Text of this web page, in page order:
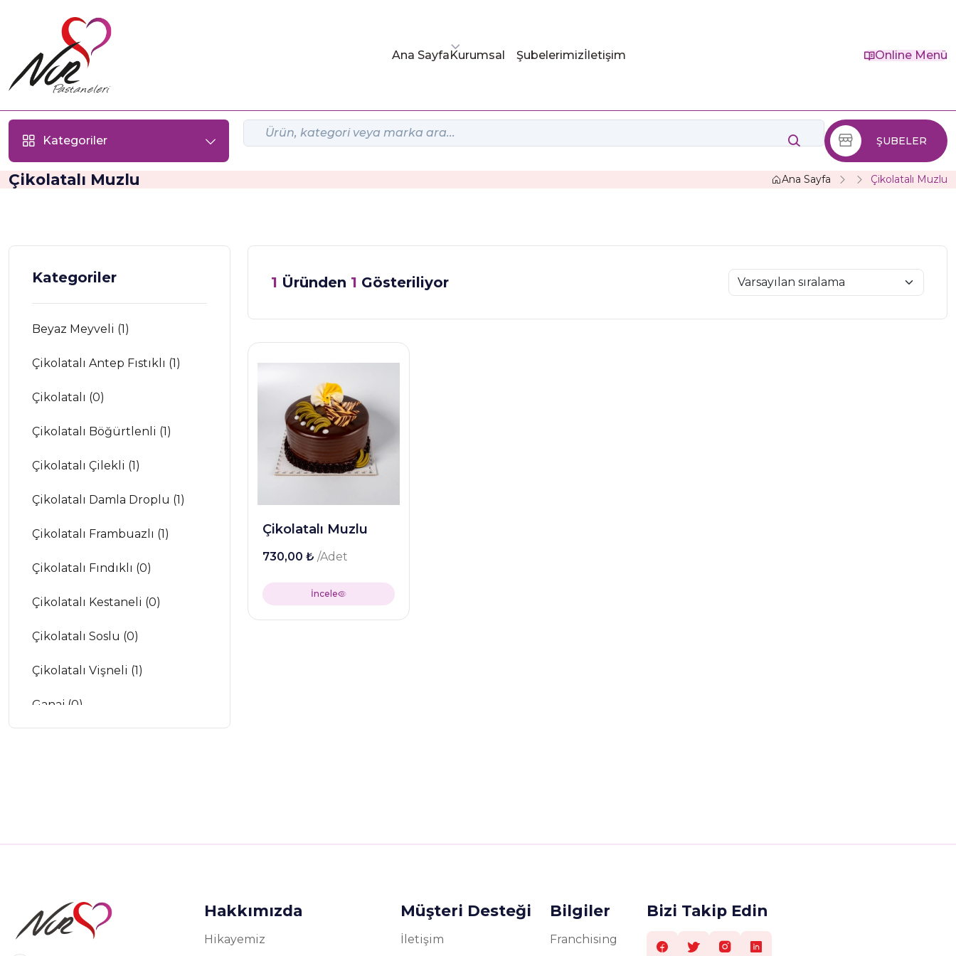
Ana SayfaKurumsal Şubelerimizİletişim Online Menü
Kategoriler ŞUBELER
Çikolatalı Muzlu Ana Sayfa Çikolatalı Muzlu
Kategoriler
Beyaz Meyveli (1)
Çikolatalı Antep Fıstıklı (1)
Çikolatalı (0)
Çikolatalı Böğürtlenli (1)
Çikolatalı Çilekli (1)
Çikolatalı Damla Droplu (1)
Çikolatalı Frambuazlı (1)
Çikolatalı Fındıklı (0)
Çikolatalı Kestaneli (0)
Çikolatalı Soslu (0)
Çikolatalı Vişneli (1)
Ganaj (0)
Profiterollü Pastalar (0)
1 Üründen 1 Gösteriliyor
Çikolatalı Muzlu
730,00 ₺ /Adet
İncele
Hakkımızda
Hikayemiz
Müşteri Desteği
İletişim
Bilgiler
Franchising
Bizi Takip Edin